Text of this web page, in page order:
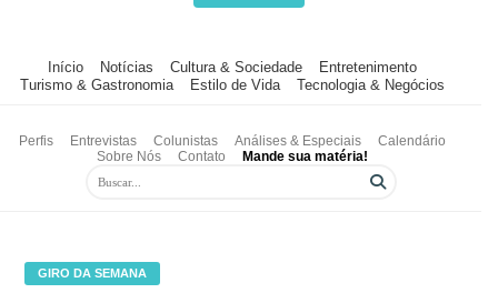
Início Notícias Cultura & Sociedade
Entretenimento
Turismo & Gastronomia
Estilo de Vida Tecnologia & Negócios
Perfis Entrevistas Colunistas Análises & Especiais
Calendário
Sobre Nós
Contato Mande sua matéria!
GIRO DA SEMANA